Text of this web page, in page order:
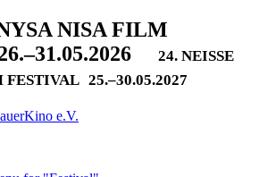
NISA FILM
24. NEISSE
FESTIVAL 25.–30.05.2027
e.V.